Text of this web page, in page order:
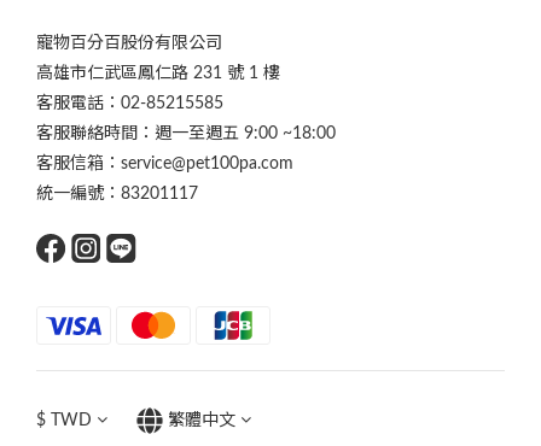
寵物百分百股份有限公司
高雄市仁武區鳳仁路 231 號 1 樓
客服電話：02-85215585
客服聯絡時間：週一至週五 9:00 ~18:00
客服信箱：service@pet100pa.com
統一編號：83201117
$ TWD 繁體中文